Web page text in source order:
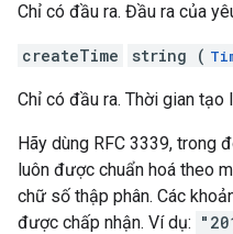
Chỉ có đầu ra. Đầu ra của
createTime string (
Chỉ có đầu ra. Thời gian tạo
Hãy dùng RFC 3339, trong
luôn được chuẩn hoá theo
chữ số thập phân. Các
được chấp nhận. Ví dụ: